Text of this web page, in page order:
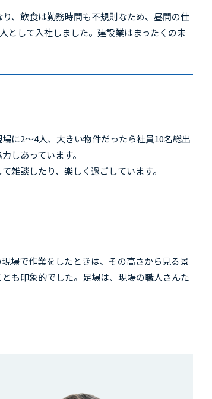
、飲食は勤務時間も不規則なため、昼間の仕
として入社しました。建設業はまったくの未
に2〜4人、大きい物件だったら社員10名総出
しあっています。
雑談したり、楽しく過ごしています。
場で作業をしたときは、その高さから見る景
も印象的でした。足場は、現場の職人さんた